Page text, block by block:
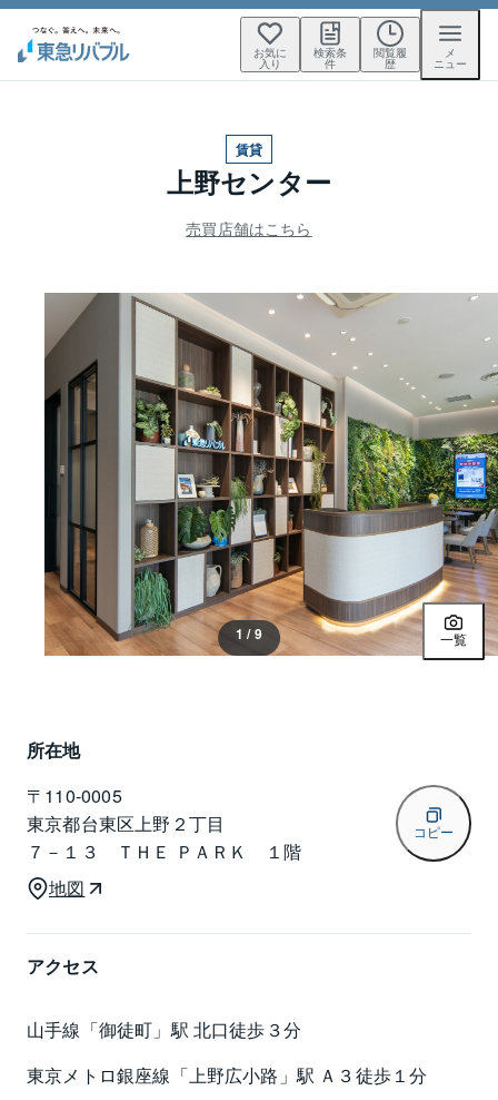
お気に
入り
検索条
件
閲覧履
歴
メ
ニュー
賃貸
上野センター
売買店舗はこちら
1 / 9 一覧
所在地
〒 110-0005
東京都台東区上野２丁目
７－１３ ＴＨＥ ＰＡＲＫ １階
コピー
地図
アクセス
山手線「御徒町」駅 北口徒歩３分
東京メトロ銀座線「上野広小路」駅 Ａ３徒歩１分